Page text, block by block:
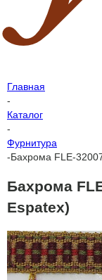
Главная
-
Каталог
-
Фурнитура
-Бахрома FLE-
Бахрома
Espatex)